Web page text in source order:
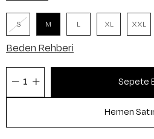
S M L XL XXL
Beden Rehberi